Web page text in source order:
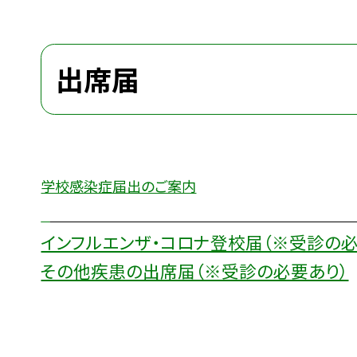
出席届
学校感染症届出のご案内
インフルエンザ・コロナ登校届（※受診の
その他疾患の出席届（※受診の必要あり）